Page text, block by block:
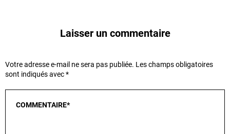
Laisser un commentaire
Votre adresse e-mail ne sera pas publiée. Les champs obligatoires
sont indiqués avec*